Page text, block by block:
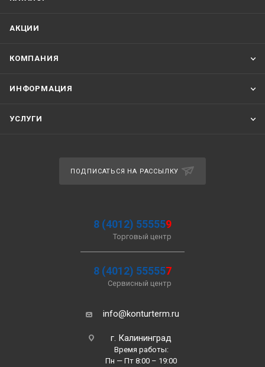
АКЦИИ
КОМПАНИЯ
ИНФОРМАЦИЯ
УСЛУГИ
ПОДПИСАТЬСЯ НА РАССЫЛКУ
8 (4012) 555559
Торговый центр
8 (4012) 555557
Сервисный центр
info@konturterm.ru
г. Калининград
Время работы:
Пн — Пт 8:00 – 19:00